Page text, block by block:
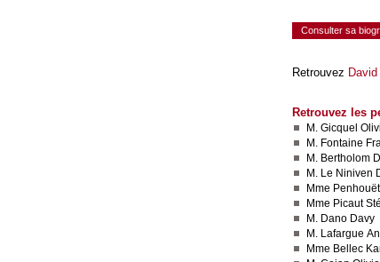
Consulter sa
Retrouvez
Retrouvez les
M. Gicquel
M. Fontaine
M. Bertholom
M. Le Niniven
Mme
Mme Picaut
M. Dano Davy
M. Lafargue
Mme Bellec